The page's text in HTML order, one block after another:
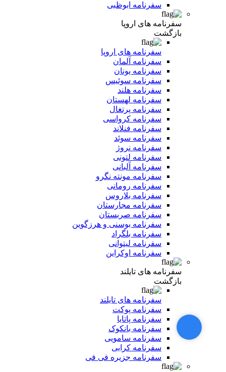
سفرنامه ابوظبی
سفرنامه های اروپا
بازگشت
سفرنامه های اروپا
سفرنامه آلمان
سفرنامه یونان
سفرنامه سوئیس
سفرنامه هلند
سفرنامه لهستان
سفرنامه پرتغال
سفرنامه کرواسی
سفرنامه فنلاند
سفرنامه سوئد
سفرنامه نروژ
سفرنامه لتونی
سفرنامه آلبانی
سفرنامه مونته نگرو
سفرنامه رومانی
سفرنامه بلاروس
سفرنامه مجارستان
سفرنامه صربستان
سفرنامه بوسنی و هرزگوین
سفرنامه بلگراد
سفرنامه لیتوانی
سفرنامه اوکراین
سفرنامه های تایلند
بازگشت
سفرنامه های تایلند
سفرنامه پوکت
سفرنامه پاتایا
سفرنامه بانکوک
سفرنامه سامویی
سفرنامه کرابی
سفرنامه جزیره فی فی